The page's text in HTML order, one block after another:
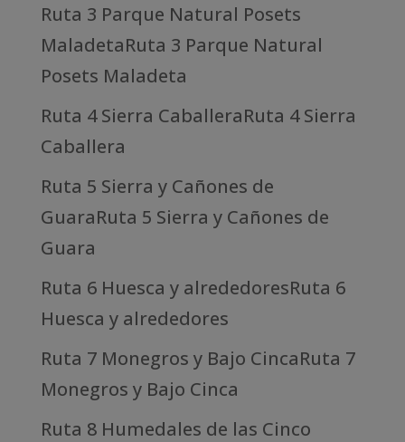
Ruta 3 Parque Natural Posets
MaladetaRuta 3 Parque Natural
Posets Maladeta
Ruta 4 Sierra CaballeraRuta 4 Sierra
Caballera
Ruta 5 Sierra y Cañones de
GuaraRuta 5 Sierra y Cañones de
Guara
Ruta 6 Huesca y alrededoresRuta 6
Huesca y alrededores
Ruta 7 Monegros y Bajo CincaRuta 7
Monegros y Bajo Cinca
Ruta 8 Humedales de las Cinco